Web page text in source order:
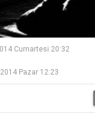
Cumartesi 20:32
Pazar 12:23